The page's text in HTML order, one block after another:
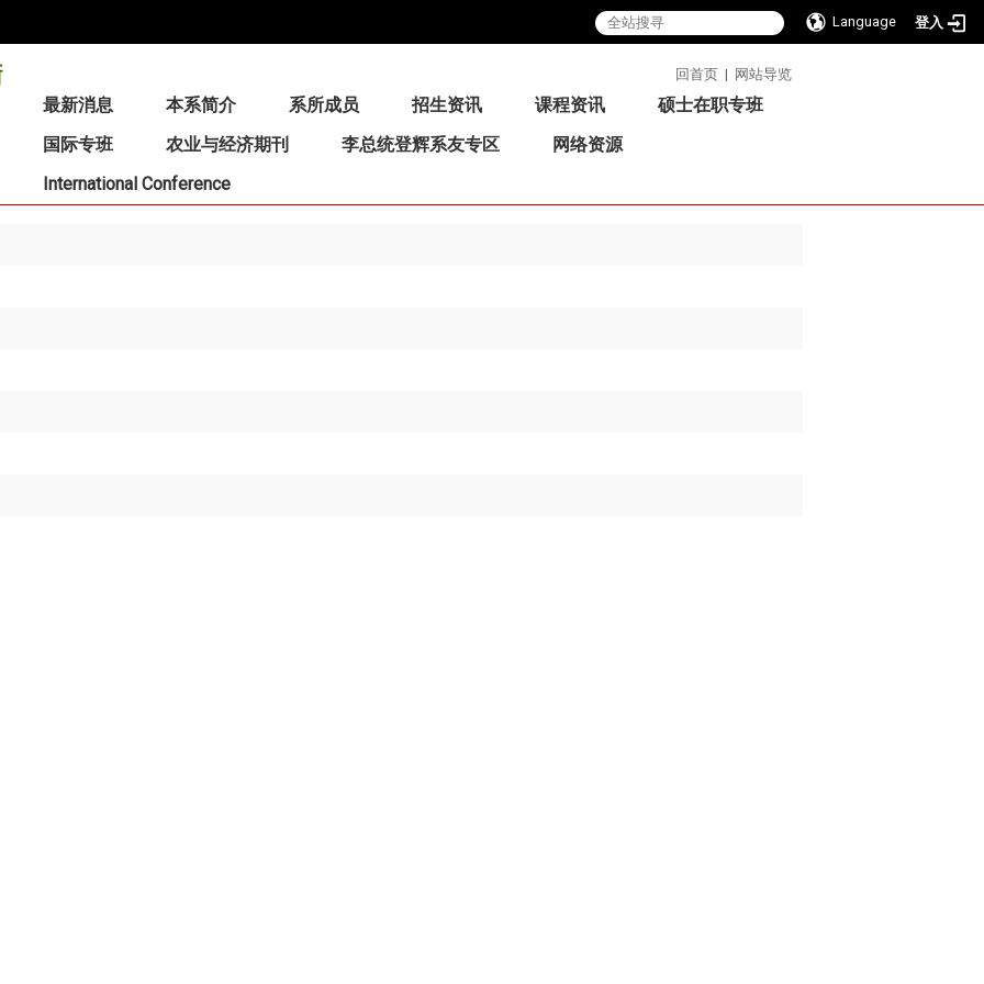
Language 登入
回首页 | 网站导览
最新消息 本系简介 系所成员 招生资讯 课程资讯
硕士在职专班
国际专班
农业与经济期刊 李总统登辉系友专区
网络资源
International Conference